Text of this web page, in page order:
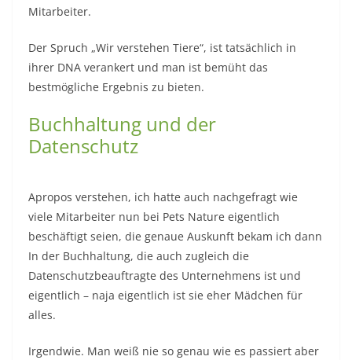
Mitarbeiter.
Der Spruch „Wir verstehen Tiere“, ist tatsächlich in
ihrer DNA verankert und man ist bemüht das
bestmögliche Ergebnis zu bieten.
Buchhaltung und der
Datenschutz
Apropos verstehen, ich hatte auch nachgefragt wie
viele Mitarbeiter nun bei Pets Nature eigentlich
beschäftigt seien, die genaue Auskunft bekam ich dann
In der Buchhaltung, die auch zugleich die
Datenschutzbeauftragte des Unternehmens ist und
eigentlich – naja eigentlich ist sie eher Mädchen für
alles.
Irgendwie. Man weiß nie so genau wie es passiert aber